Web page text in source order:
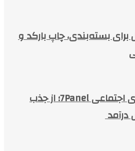
برای بسته‌بندی، چاپ بارکد و
خدمات شبکه‌های اجتماعی 7Panel؛ از جذب
درآمد